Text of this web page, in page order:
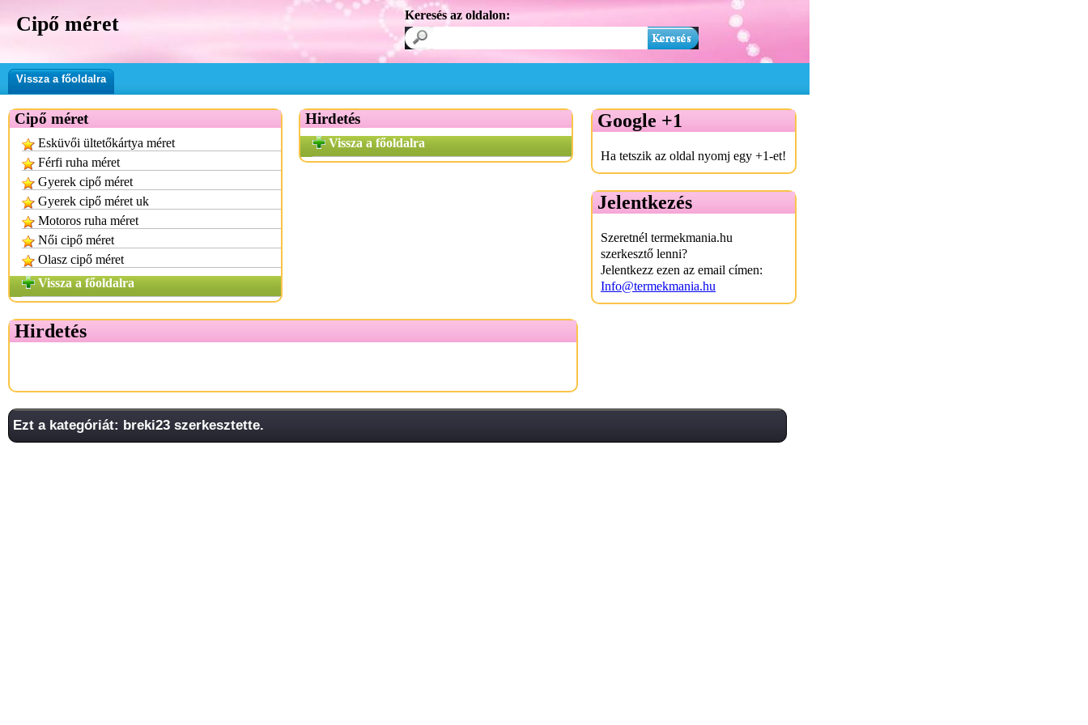
Cipő méret Keresés az oldalon:
Vissza a főoldalra
Cipő méret
Esküvői ültetőkártya méret
Férfi ruha méret
Gyerek cipő méret
Gyerek cipő méret uk
Motoros ruha méret
Női cipő méret
Olasz cipő méret
Vissza a főoldalra
Hirdetés
Vissza a főoldalra
Hirdetés
Google +1
Ha tetszik az oldal nyomj egy +1-et!
Jelentkezés
Szeretnél termekmania.hu
szerkesztő lenni?
Jelentkezz ezen az email címen:
Info@termekmania.hu
Ezt a kategóriát: breki23 szerkesztette.